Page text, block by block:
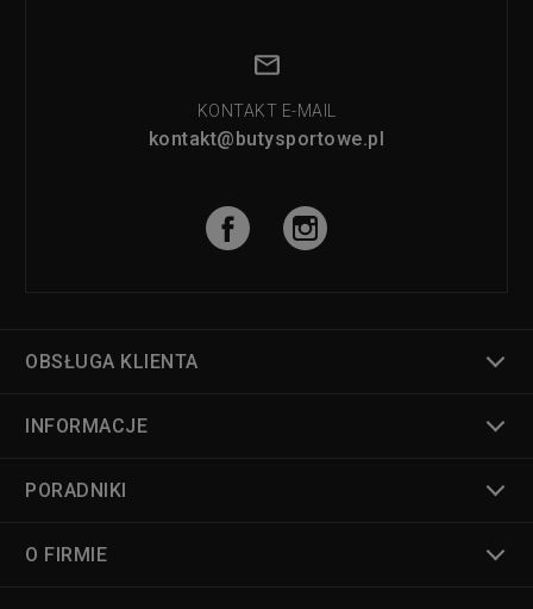
KONTAKT E-MAIL
kontakt@butysportowe.pl
OBSŁUGA KLIENTA
INFORMACJE
PORADNIKI
O FIRMIE